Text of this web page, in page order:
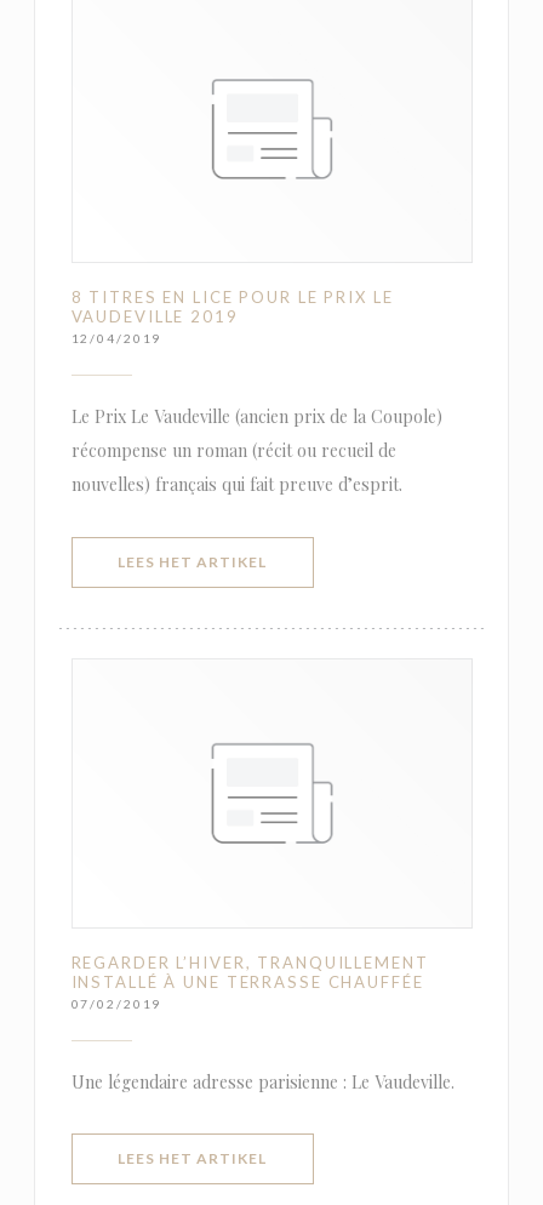
8 TITRES EN LICE POUR LE PRIX LE
VAUDEVILLE 2019
12/04/2019
Le Prix Le Vaudeville (ancien prix de la Coupole)
récompense un roman (récit ou recueil de
nouvelles) français qui fait preuve d’esprit.
LEES HET ARTIKEL
REGARDER L’HIVER, TRANQUILLEMENT
INSTALLÉ À UNE TERRASSE CHAUFFÉE
07/02/2019
Une légendaire adresse parisienne : Le Vaudeville.
LEES HET ARTIKEL